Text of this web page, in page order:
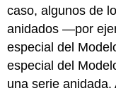
caso, algunos de
anidados —por
especial del
especial del
una serie